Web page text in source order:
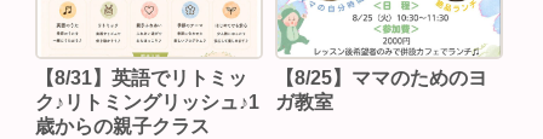
【8/31】英語でリトミッ
ク♪リトミングリッシュ♪1
歳からの親子クラス
【8/25】ママのためのヨ
ガ教室